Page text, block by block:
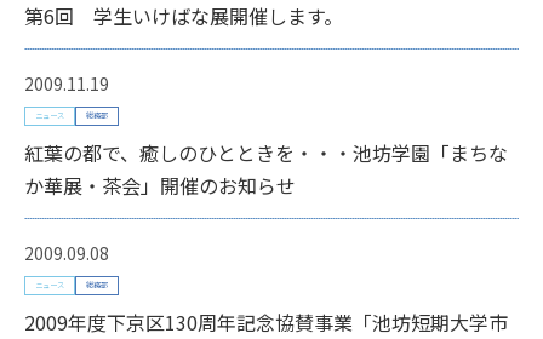
第6回 学生いけばな展開催します。
2009.11.19
ニュース 総務部
紅葉の都で、癒しのひとときを・・・池坊学園「まちな
か華展・茶会」開催のお知らせ
2009.09.08
ニュース 総務部
2009年度下京区130周年記念協賛事業「池坊短期大学市